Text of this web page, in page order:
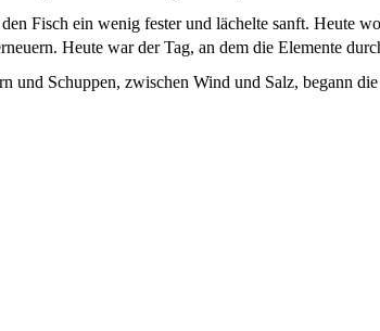
Fisch ein wenig fester und lächelte sanft. Heute
Heute war der Tag, an dem die Elemente
und Schuppen, zwischen Wind und Salz, begann